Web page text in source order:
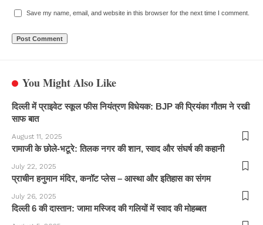
Save my name, email, and website in this browser for the next time I comment.
You Might Also Like
दिल्ली में प्राइवेट स्कूल फीस नियंत्रण विधेयक: BJP की प्रियंका गौतम ने रखी
साफ बात
August 11, 2025
रामाजी के छोले-भटूरे: तिलक नगर की शान, स्वाद और संघर्ष की कहानी
July 22, 2025
प्राचीन हनुमान मंदिर, कनॉट प्लेस – आस्था और इतिहास का संगम
July 26, 2025
दिल्ली 6 की दास्तान: जामा मस्जिद की गलियों में स्वाद की मोहब्बत